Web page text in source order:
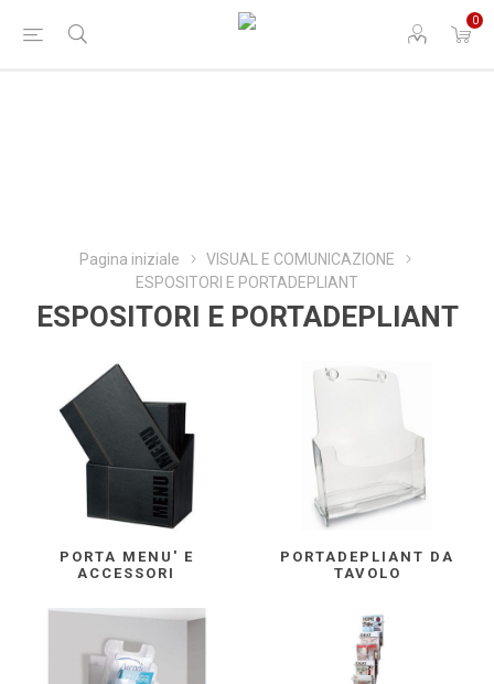
0
Pagina iniziale
VISUAL E COMUNICAZIONE
ESPOSITORI E PORTADEPLIANT
ESPOSITORI E PORTADEPLIANT
PORTA MENU' E
ACCESSORI
PORTADEPLIANT DA
TAVOLO